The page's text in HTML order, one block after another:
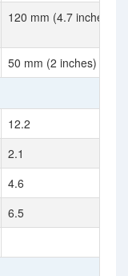
120 mm (4.7 inches)
50 mm (2 inches)
12.2
2.1
4.6
6.5